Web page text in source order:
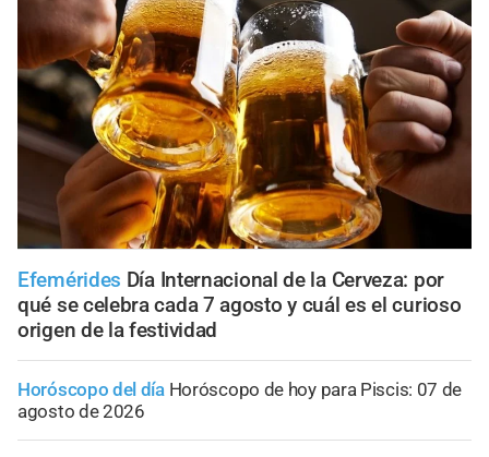
Efemérides Día Internacional de la Cerveza: por
qué se celebra cada 7 agosto y cuál es el curioso
origen de la festividad
Horóscopo del día Horóscopo de hoy para Piscis: 07 de
agosto de 2026